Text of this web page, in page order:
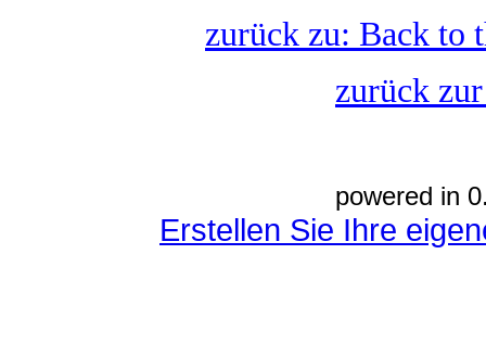
zurück zu: Back to
zurück
powered in
Erstellen Sie Ihre